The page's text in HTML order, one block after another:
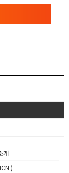
개
)